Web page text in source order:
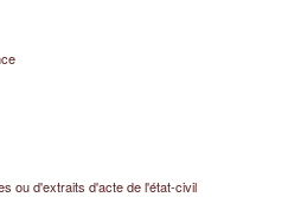
ou d'extraits d'acte de l'état-civil